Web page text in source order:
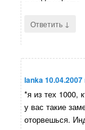
Ответить ↓
lanka 10.04.2007
*я из тех 1000,
у вас такие
оторвешься.